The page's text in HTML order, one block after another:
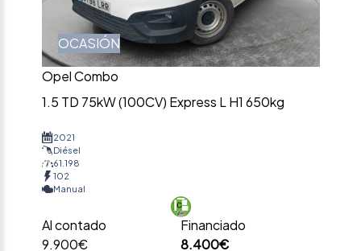
OCASIÓN
Opel Combo
1.5 TD 75kW (100CV) Express L H1 650kg
2021
Diésel
61.198
102
Manual
Al contado
9.900€
Financiado
8.400€